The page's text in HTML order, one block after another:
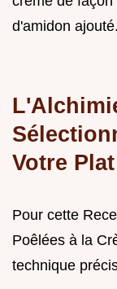
d'amidon ajouté.
Votre Plat
Pour cette
Poêlées à la
technique